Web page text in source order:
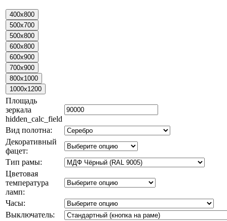
Площадь
зеркала
hidden_calc_field
Вид полотна:
Декоративный
фацет:
Тип рамы:
Цветовая
температура
ламп:
Часы:
Выключатель: